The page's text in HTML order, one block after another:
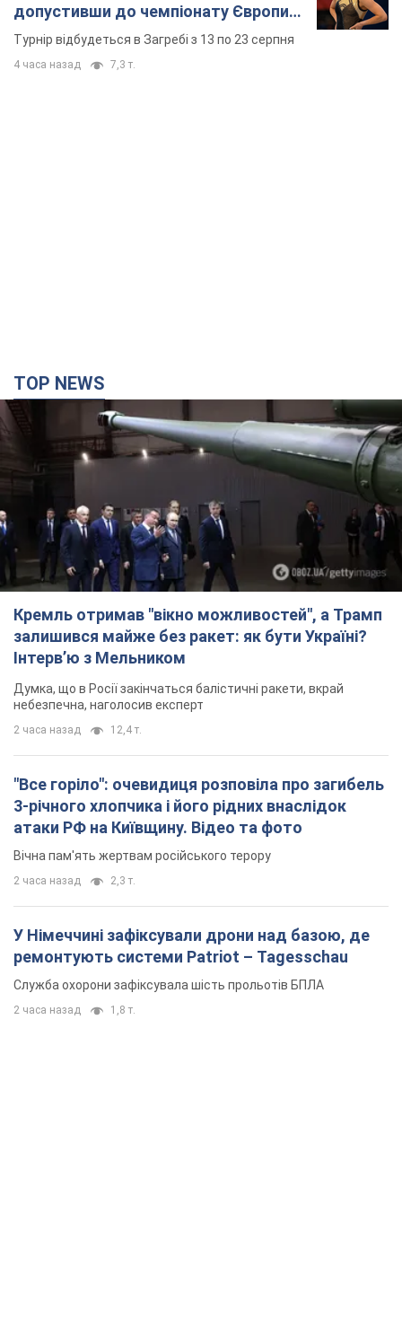
допустивши до чемпіонату Європи
основних спортсменів
Турнір відбудеться в Загребі з 13 по 23 серпня
4 часа назад 7,3 т.
TOP NEWS
Кремль отримав "вікно можливостей", а Трамп
залишився майже без ракет: як бути Україні?
Інтерв’ю з Мельником
Думка, що в Росії закінчаться балістичні ракети, вкрай
небезпечна, наголосив експерт
2 часа назад 12,4 т.
"Все горіло": очевидиця розповіла про загибель
3-річного хлопчика і його рідних внаслідок
атаки РФ на Київщину. Відео та фото
Вічна пам'ять жертвам російського терору
2 часа назад 2,3 т.
У Німеччині зафіксували дрони над базою, де
ремонтують системи Patriot – Tagesschau
Служба охорони зафіксувала шість прольотів БПЛА
2 часа назад 1,8 т.